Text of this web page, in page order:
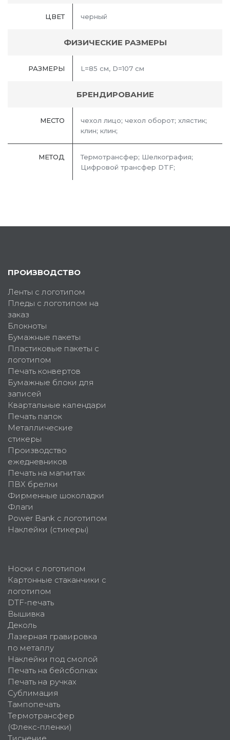
ЦВЕТ черный
ФИЗИЧЕСКИЕ РАЗМЕРЫ
РАЗМЕРЫ L=85 см, D=107 см
БРЕНДИРОВАНИЕ
МЕСТО
чехол лицо; чехол оборот; хлястик;
клин; клин;
МЕТОД
Термотрансфер; Шелкография;
Цифровой трансфер DTF;
ПРОИЗВОДСТВО
Ленты с логотипом
Пледы с логотипом на
заказ
Блокноты
Бумажные пакеты
Пластиковые пакеты с
логотипом
Печать конвертов
Бумажные блоки для
записей
Квартальные календари
Печать папок
Металлические
стикеры
Производство
ежедневников
Печать на магнитах
ПВХ брелки
Фирменные шоколадки
Флаги
Power Bank с логотипом
Наклейки (стикеры)
Носки с логотипом
Картонные стаканчики с
логотипом
DTF-печать
Вышивка
Деколь
Лазерная гравировка
по металлу
Наклейки под смолой
Печать на бейсболках
Печать на ручках
Сублимация
Тампопечать
Термотрансфер
(Флекс-пленки)